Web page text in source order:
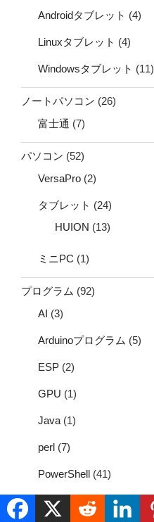
Androidタブレット (4)
Linuxタブレット (4)
Windowsタブレット (11)
ノートパソコン (26)
富士通 (7)
パソコン (52)
VersaPro (2)
タブレット (24)
HUION (13)
ミニPC (1)
プログラム (92)
AI (3)
Arduinoプログラム (5)
ESP (2)
GPU (1)
Java (1)
perl (7)
PowerShell (41)
Python